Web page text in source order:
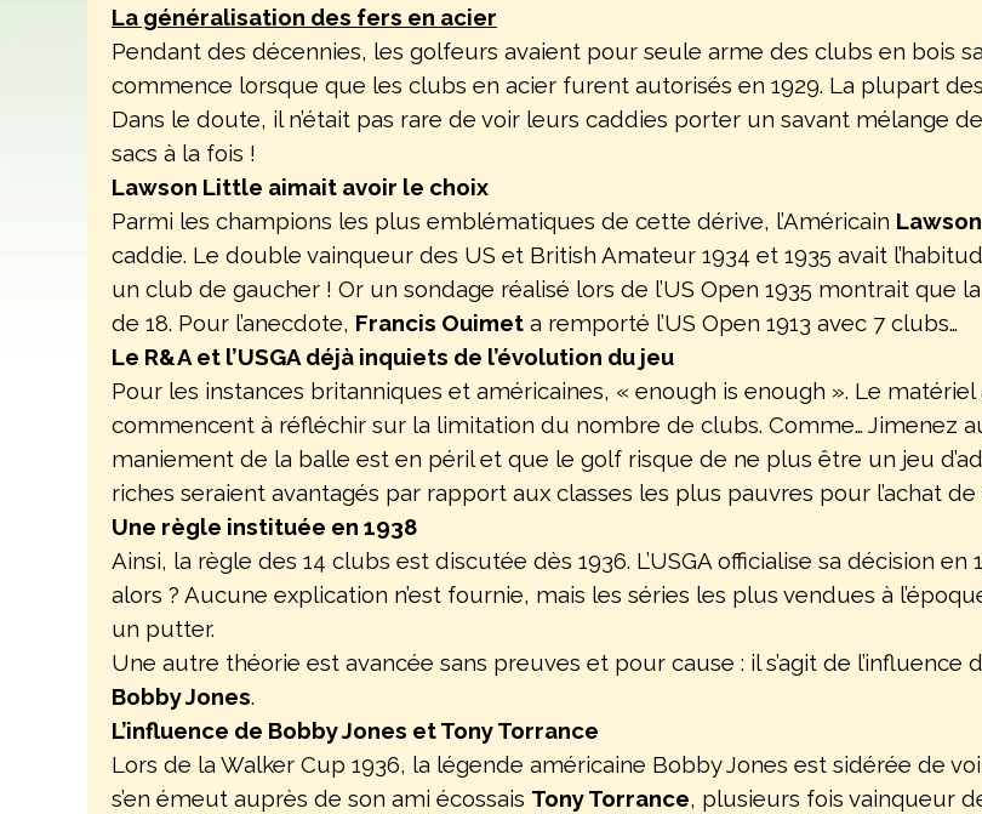
La généralisation des fers en acier
Pendant des décennies, les golfeurs avaient pour seule arme des clubs en bois
commence lorsque que les clubs en acier furent autorisés en 1929. La plupart
Dans le doute, il n’était pas rare de voir leurs caddies porter un savant mélange
sacs à la fois !
Lawson Little aimait avoir le choix
Parmi les champions les plus emblématiques de cette dérive, l’Américain
caddie. Le double vainqueur des US et British Amateur 1934 et 1935 avait
un club de gaucher ! Or un sondage réalisé lors de l’US Open 1935 montrait
de 18. Pour l’anecdote, Francis Ouimet a remporté l’US Open 1913 avec 7 clubs…
Le R&A et l’USGA déjà inquiets de l’évolution du jeu
Pour les instances britanniques et américaines, « enough is enough ». Le
commencent à réfléchir sur la limitation du nombre de clubs. Comme… Jimenez
maniement de la balle est en péril et que le golf risque de ne plus être un jeu
riches seraient avantagés par rapport aux classes les plus pauvres pour l’achat
Une règle instituée en 1938
Ainsi, la règle des 14 clubs est discutée dès 1936. L’USGA officialise sa décision
alors ? Aucune explication n’est fournie, mais les séries les plus vendues à
un putter.
Une autre théorie est avancée sans preuves et pour cause : il s’agit de
Bobby Jones.
L’influence de Bobby Jones et Tony Torrance
Lors de la Walker Cup 1936, la légende américaine Bobby Jones est sidérée de
s’en émeut auprès de son ami écossais Tony Torrance, plusieurs fois vainqueur